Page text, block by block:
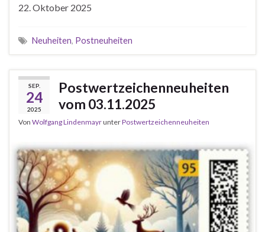
22. Oktober 2025
Neuheiten, Postneuheiten
SEP.
24
2025
Postwertzeichenneuheiten
vom 03.11.2025
Von Wolfgang LindenmayrunterPostwertzeichenneuheiten